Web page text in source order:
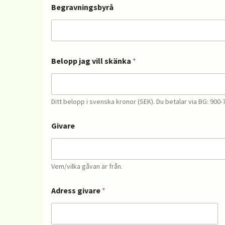
*
o
s
m
m
e
o
c
p
s
o
r
*
Begravningsbyrå
Belopp jag vill skänka *
Ditt belopp i svenska kronor (SEK). Du betalar via BG: 900-
Givare
Vem/vilka gåvan är från.
Adress givare *